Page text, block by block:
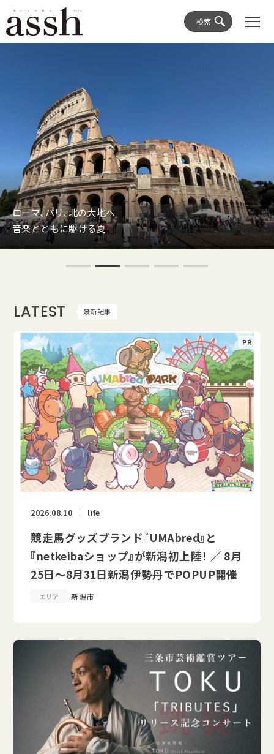
検索
ローマ、パリ、北の大地へ
音楽とともに駆ける夏
LATEST 最新記事
2026.08.10 life
競走馬グッズブランド『UMAbred』と
『netkeibaショップ』が新潟初上陸！ ／ 8月
25日～8月31日新潟伊勢丹でPOPUP開催
エリア 新潟市